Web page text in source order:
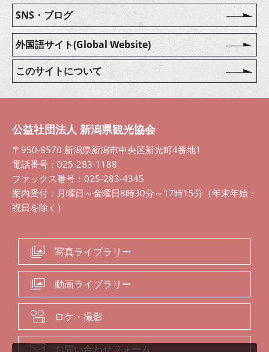
SNS・ブログ
外国語サイト(Global Website)
このサイトについて
公益社団法人 新潟県観光協会
〒950-8570 新潟県新潟市中央区新光町4番地1
電話番号：025-283-1188
ファックス番号：025-283-4345
案内受付：月曜日～金曜日8時30分～17時15分（年末年始・
祝日を除く）
写真ライブラリー
動画ライブラリー
ロケ・撮影
お問い合わせフォーム